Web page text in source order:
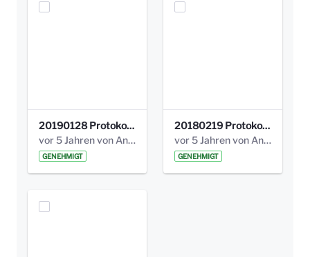
20190128 Protokoll der Projektgruppe Olgäle.pdf
vor 5 Jahren von Anni Schlumberger
GENEHMIGT
20180219 Protokoll der Projektgruppe Olgaele2012.pdf
vor 5 Jahren von Anni Schlumberger
GENEHMIGT